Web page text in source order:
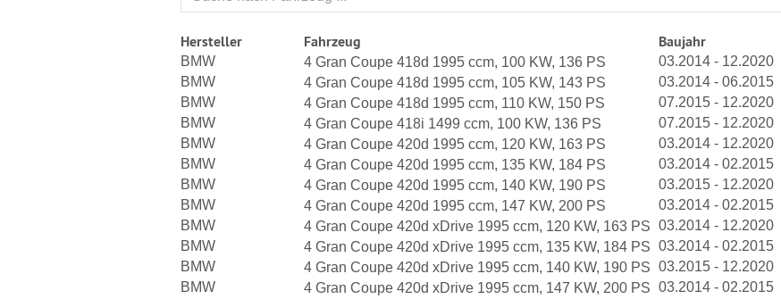
Hersteller Fahrzeug Baujahr
BMW 4 Gran Coupe 418d 1995 ccm, 100 KW, 136 PS 03.2014 - 12.2020
BMW
4 Gran Coupe 418d 1995 ccm, 105 KW, 143 PS 03.2014 - 06.2015
BMW
4 Gran Coupe 418d 1995 ccm, 110 KW, 150 PS 07.2015 - 12.2020
BMW
4 Gran Coupe 418i 1499 ccm, 100 KW, 136 PS 07.2015 - 12.2020
BMW
4 Gran Coupe 420d 1995 ccm, 120 KW, 163 PS 03.2014 - 12.2020
BMW
4 Gran Coupe 420d 1995 ccm, 135 KW, 184 PS 03.2014 - 02.2015
BMW
4 Gran Coupe 420d 1995 ccm, 140 KW, 190 PS 03.2015 - 12.2020
BMW
4 Gran Coupe 420d 1995 ccm, 147 KW, 200 PS 03.2014 - 02.2015
BMW
4 Gran Coupe 420d xDrive 1995 ccm, 120 KW, 163 PS 03.2014 - 12.2020
BMW
4 Gran Coupe 420d xDrive 1995 ccm, 135 KW, 184 PS 03.2014 - 02.2015
BMW
4 Gran Coupe 420d xDrive 1995 ccm, 140 KW, 190 PS 03.2015 - 12.2020
BMW
4 Gran Coupe 420d xDrive 1995 ccm, 147 KW, 200 PS 03.2014 - 02.2015